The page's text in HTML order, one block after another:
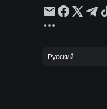
Русский